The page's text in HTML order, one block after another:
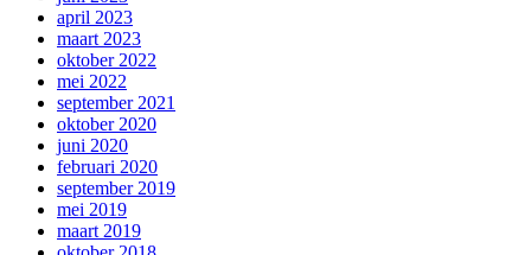
april 2023
maart 2023
oktober 2022
mei 2022
september 2021
oktober 2020
juni 2020
februari 2020
september 2019
mei 2019
maart 2019